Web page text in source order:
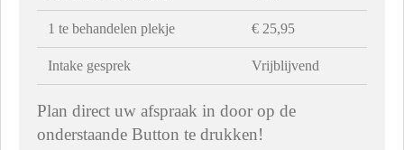
1 te behandelen plekje € 25,95
Intake gesprek Vrijblijvend
Plan direct uw afspraak in door op de
onderstaande Button te drukken!